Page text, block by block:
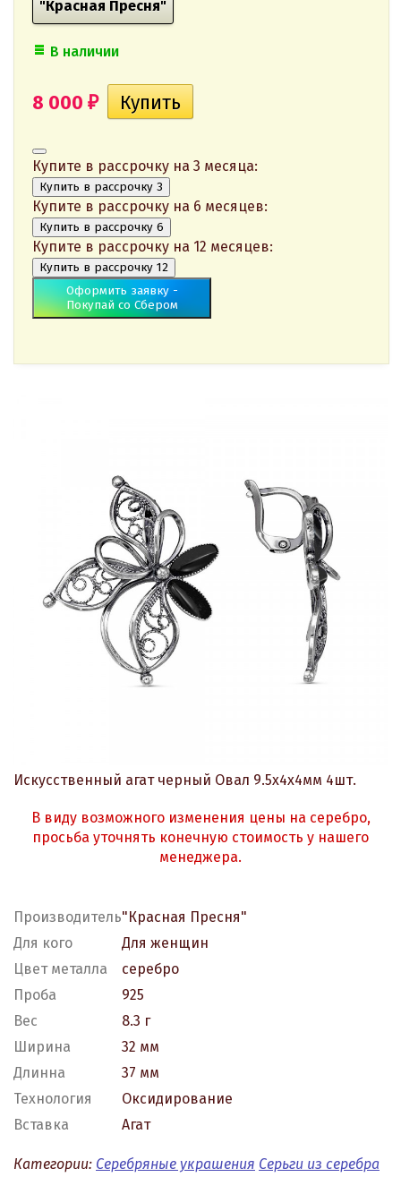
"Красная Пресня"
В наличии
8 000 ₽
Купите в рассрочку на 3 месяца:
Купить в рассрочку 3
Купите в рассрочку на 6 месяцев:
Купить в рассрочку 6
Купите в рассрочку на 12 месяцев:
Купить в рассрочку 12
Оформить заявку -
Покупай со Сбером
Искусственный агат черный Овал 9.5х4х4мм 4шт.
В виду возможного изменения цены на серебро,
просьба уточнять конечную стоимость у нашего
менеджера.
Производитель"Красная Пресня"
Для кого
Для женщин
Цвет металла
серебро
Проба
925
Вес
8.3 г
Ширина
32 мм
Длинна
37 мм
Технология
Оксидирование
Вставка
Агат
Категории: Серебряные украшения Серьги из серебра